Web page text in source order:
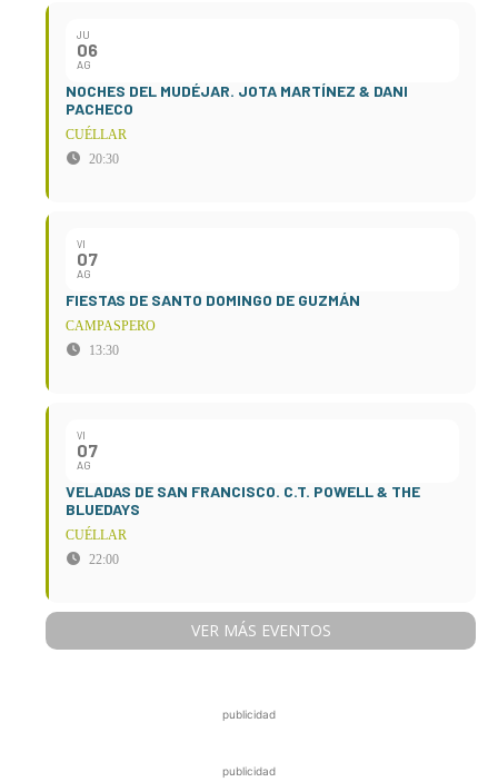
JU
06
AG
NOCHES DEL MUDÉJAR. JOTA MARTÍNEZ & DANI
PACHECO
CUÉLLAR
20:30
VI
07
AG
FIESTAS DE SANTO DOMINGO DE GUZMÁN
CAMPASPERO
13:30
VI
07
AG
VELADAS DE SAN FRANCISCO. C.T. POWELL & THE
BLUEDAYS
CUÉLLAR
22:00
VER MÁS EVENTOS
publicidad
publicidad